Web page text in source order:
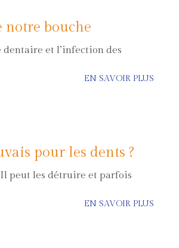
notre bouche
et l’infection des
EN SAVOIR PLUS
pour les dents ?
Il peut les détruire et parfois
EN SAVOIR PLUS